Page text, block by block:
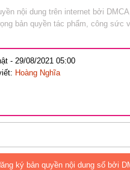
nội dung trên internet bởi
bản quyền tác phẩm, công sức
- 29/08/2021 05:00
Hoàng Nghĩa
ký bản quyền nội dung số bởi